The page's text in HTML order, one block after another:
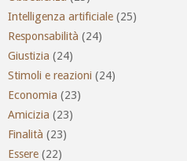
Intelligenza artificiale (25)
Responsabilità (24)
Giustizia (24)
Stimoli e reazioni (24)
Economia (23)
Amicizia (23)
Finalità (23)
Essere (22)